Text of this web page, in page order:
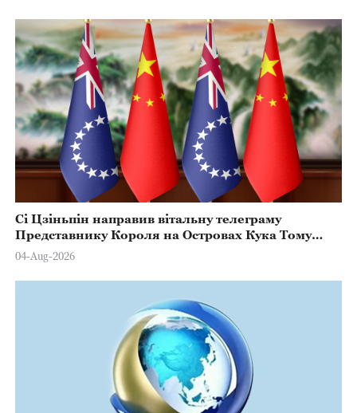
Сі Цзіньпін направив вітальну телеграму
Представнику Короля на Островах Кука Тому
Марстерсу з нагоди Дня Конституції
04-Aug-2026